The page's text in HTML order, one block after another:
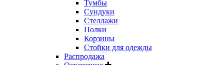
Тумбы
Сундуки
Стеллажи
Полки
Корзины
Стойки для одежды
Распродажа